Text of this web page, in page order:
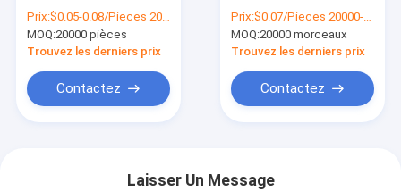
d'emballage de fruits
en plastique poly
Prix:$0.05-0.08/Pieces 20000-99999 Pieces
MOQ:20000 pièces
Trouvez les derniers prix
Contactez
de bébé de sacs
d'anti légume de
brouillard de BOPP
Prix:$0.07/Pieces 20000-99999 Pieces
MOQ:20000 morceaux
Trouvez les derniers prix
Contactez
Laisser Un Message